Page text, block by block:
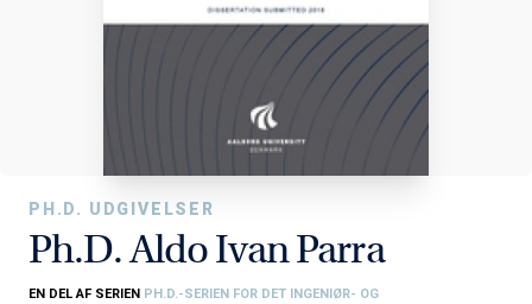
PH.D. UDGIVELSER
Ph.D. Aldo Ivan Parra
EN DEL AF SERIEN PH.D.-SERIEN FOR DET INGENIØR- OG